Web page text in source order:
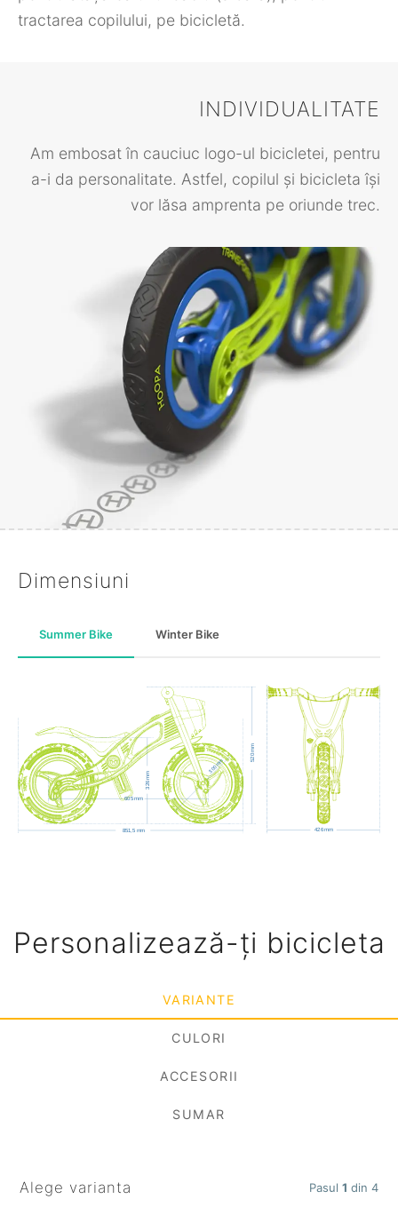
tractarea copilului, pe bicicletă.
INDIVIDUALITATE
Am embosat în cauciuc logo-ul bicicletei, pentru
a-i da personalitate. Astfel, copilul și bicicleta își
vor lăsa amprenta pe oriunde trec.
Dimensiuni
Summer Bike Winter Bike
Personalizează-ți bicicleta
VARIANTE
CULORI
ACCESORII
SUMAR
Pasul 1 din 4
Alege varianta